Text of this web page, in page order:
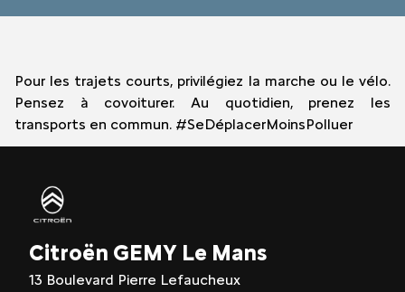
Pour les trajets courts, privilégiez la marche ou le vélo.
Pensez à covoiturer. Au quotidien, prenez les
transports en commun. #SeDéplacerMoinsPolluer
Citroën GEMY Le Mans
13 Boulevard Pierre Lefaucheux